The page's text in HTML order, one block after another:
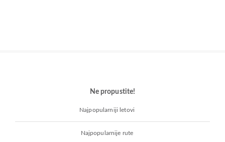
Ne propustite!
Najpopularniji letovi
Najpopularnije rute